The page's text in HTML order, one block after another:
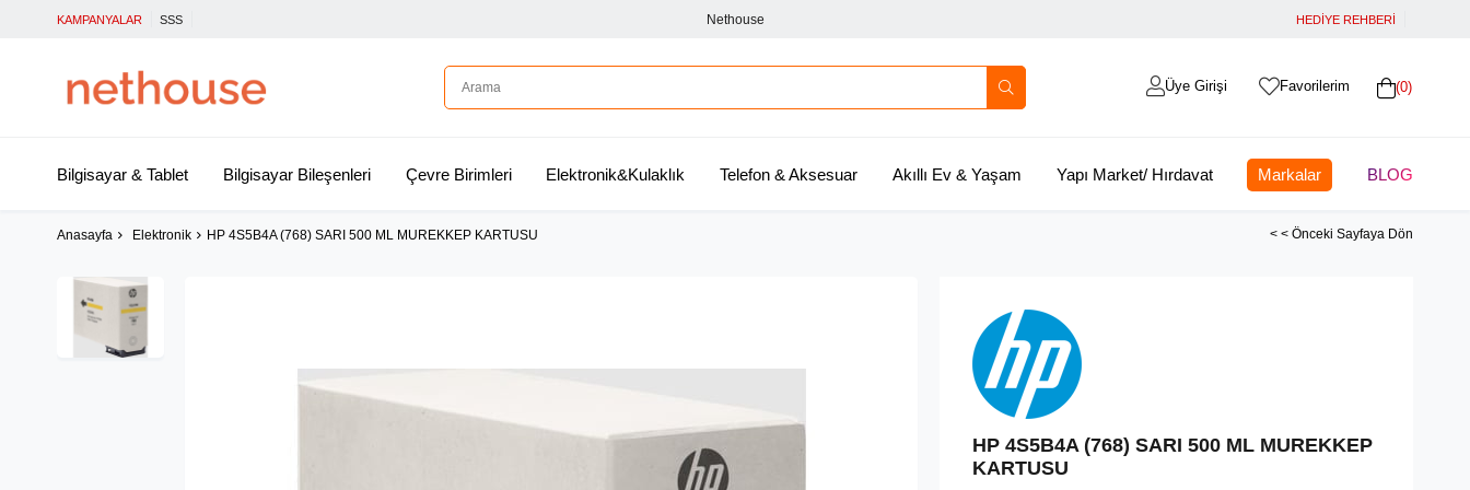
KAMPANYALAR SSS Nethouse HEDİYE REHBERİ
0
Favorilerim
Üye Girişi
Bilgisayar & Tablet Bilgisayar Bileşenleri Çevre Birimleri Elektronik&Kulaklık Telefon & Aksesuar Akıllı Ev & Yaşam Yapı Market/ Hırdavat Markalar BLOG
Anasayfa Elektronik HP 4S5B4A (768) SARI 500 ML MUREKKEP KARTUSU < < Önceki Sayfaya Dön
HP 4S5B4A (768) SARI 500 ML MUREKKEP
KARTUSU